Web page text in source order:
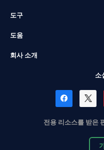
도구
도움
회사 소개
소
전용 리소스를 받은